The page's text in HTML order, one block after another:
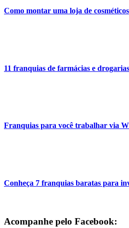
Como montar uma loja de cosméticos
11 franquias de farmácias e drogarias
Franquias para você trabalhar via
Conheça 7 franquias baratas para
Acompanhe pelo Facebook: